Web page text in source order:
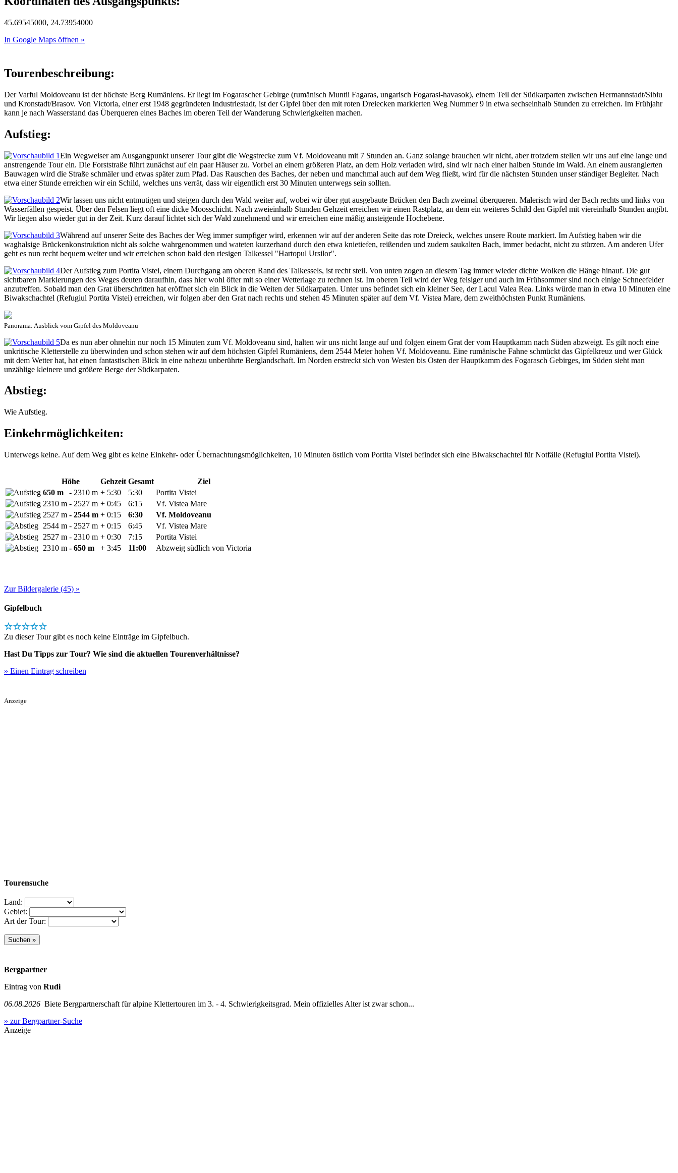
45.69545000, 24.73954000
In Google Maps öffnen »
Tourenbeschreibung:
Der Varful Moldoveanu ist der höchste Berg Rumäniens. Er liegt im Fogarascher Gebirge (rumänisch Muntii Fagaras, ungarisch Fogarasi-havasok), einem Teil der Südkarparten zwischen Hermannstadt/Sibiu
und Kronstadt/Brasov. Von Victoria, einer erst 1948 gegründeten Industriestadt, ist der Gipfel über den mit roten Dreiecken markierten Weg Nummer 9 in etwa sechseinhalb Stunden zu erreichen. Im Frühjahr
kann je nach Wasserstand das Überqueren eines Baches im oberen Teil der Wanderung Schwierigkeiten machen.
Aufstieg:
Ein Wegweiser am Ausgangpunkt unserer Tour gibt die Wegstrecke zum Vf. Moldoveanu mit 7 Stunden an. Ganz solange brauchen wir nicht, aber trotzdem stellen wir uns auf eine lange und
anstrengende Tour ein. Die Forststraße führt zunächst auf ein paar Häuser zu. Vorbei an einem größeren Platz, an dem Holz verladen wird, sind wir nach einer halben Stunde im Wald. An einem ausrangierten
Bauwagen wird die Straße schmäler und etwas später zum Pfad. Das Rauschen des Baches, der neben und manchmal auch auf dem Weg fließt, wird für die nächsten Stunden unser ständiger Begleiter. Nach
etwa einer Stunde erreichen wir ein Schild, welches uns verrät, dass wir eigentlich erst 30 Minuten unterwegs sein sollten.
Wir lassen uns nicht entmutigen und steigen durch den Wald weiter auf, wobei wir über gut ausgebaute Brücken den Bach zweimal überqueren. Malerisch wird der Bach rechts und links von
Wasserfällen gespeist. Über den Felsen liegt oft eine dicke Moosschicht. Nach zweieinhalb Stunden Gehzeit erreichen wir einen Rastplatz, an dem ein weiteres Schild den Gipfel mit viereinhalb Stunden angibt.
Wir liegen also wieder gut in der Zeit. Kurz darauf lichtet sich der Wald zunehmend und wir erreichen eine mäßig ansteigende Hochebene.
Während auf unserer Seite des Baches der Weg immer sumpfiger wird, erkennen wir auf der anderen Seite das rote Dreieck, welches unsere Route markiert. Im Aufstieg haben wir die
waghalsige Brückenkonstruktion nicht als solche wahrgenommen und wateten kurzerhand durch den etwa knietiefen, reißenden und zudem saukalten Bach, immer bedacht, nicht zu stürzen. Am anderen Ufer
geht es nun recht bequem weiter und wir erreichen schon bald den riesigen Talkessel "Hartopul Ursilor".
Der Aufstieg zum Portita Vistei, einem Durchgang am oberen Rand des Talkessels, ist recht steil. Von unten zogen an diesem Tag immer wieder dichte Wolken die Hänge hinauf. Die gut
sichtbaren Markierungen des Weges deuten daraufhin, dass hier wohl öfter mit so einer Wetterlage zu rechnen ist. Im oberen Teil wird der Weg felsiger und auch im Frühsommer sind noch einige Schneefelder
anzutreffen. Sobald man den Grat überschritten hat eröffnet sich ein Blick in die Weiten der Südkarpaten. Unter uns befindet sich ein kleiner See, der Lacul Valea Rea. Links würde man in etwa 10 Minuten eine
Biwakschachtel (Refugiul Portita Vistei) erreichen, wir folgen aber den Grat nach rechts und stehen 45 Minuten später auf dem Vf. Vistea Mare, dem zweithöchsten Punkt Rumäniens.
Panorama: Ausblick vom Gipfel des Moldoveanu
Da es nun aber ohnehin nur noch 15 Minuten zum Vf. Moldoveanu sind, halten wir uns nicht lange auf und folgen einem Grat der vom Hauptkamm nach Süden abzweigt. Es gilt noch eine
unkritische Kletterstelle zu überwinden und schon stehen wir auf dem höchsten Gipfel Rumäniens, dem 2544 Meter hohen Vf. Moldoveanu. Eine rumänische Fahne schmückt das Gipfelkreuz und wer Glück
mit dem Wetter hat, hat einen fantastischen Blick in eine nahezu unberührte Berglandschaft. Im Norden erstreckt sich von Westen bis Osten der Hauptkamm des Fogarasch Gebirges, im Süden sieht man
unzählige kleinere und größere Berge der Südkarpaten.
Abstieg:
Wie Aufstieg.
Einkehrmöglichkeiten:
Unterwegs keine. Auf dem Weg gibt es keine Einkehr- oder Übernachtungsmöglichkeiten, 10 Minuten östlich vom Portita Vistei befindet sich eine Biwakschachtel für Notfälle (Refugiul Portita Vistei).
Höhe Gehzeit Gesamt
Ziel
650 m
- 2310 m + 5:30 5:30
Portita Vistei
2310 m - 2527 m + 0:45 6:15
Vf. Vistea Mare
2527 m - 2544 m + 0:15 6:30
Vf. Moldoveanu
2544 m - 2527 m + 0:15 6:45
Vf. Vistea Mare
2527 m - 2310 m + 0:30 7:15
Portita Vistei
2310 m - 650 m + 3:45 11:00 Abzweig südlich von Victoria
Zur Bildergalerie (45) »
Gipfelbuch
☆☆☆☆☆
Zu dieser Tour gibt es noch keine Einträge im Gipfelbuch.
Hast Du Tipps zur Tour? Wie sind die aktuellen Tourenverhältnisse?
» Einen Eintrag schreiben
Anzeige
Tourensuche
Land:
Gebiet:
Art der Tour:
Bergpartner
Eintrag von Rudi
06.08.2026 Biete Bergpartnerschaft für alpine Klettertouren im 3. - 4. Schwierigkeitsgrad. Mein offizielles Alter ist zwar schon...
» zur Bergpartner-Suche
Anzeige